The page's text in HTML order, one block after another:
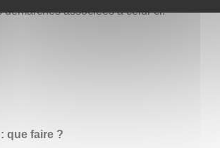
démarches associées à celui-ci.
que faire ?